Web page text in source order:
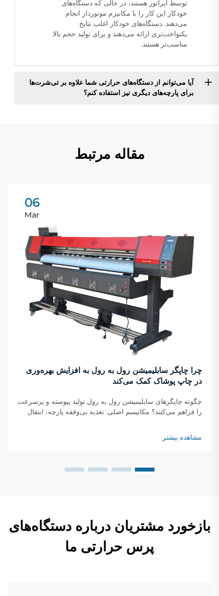
توسط اپراتور هستند، در حالی که دستگاه‌های
خودکار این کار را با مکانیزم موتوردار انجام
می‌دهند. دستگاه‌های خودکار اغلب نتایج
یکنواخت‌تری ارائه می‌دهند و برای تولید حجم بالا
مناسب‌تر هستند.
آیا می‌توانم از دستگاه‌های حرارتی شما علاوه بر تی‌شرت‌ها
برای پارچه‌های دیگری نیز استفاده کنم؟
مقاله مرتبط
06
Mar
چرا چاپگر سابلیمیشن رول به رول به افزایش بهره‌وری
در چاپ پوشاک کمک می‌کند
چگونه چاپگرهای سابلیمیشن رول به رول تولید پیوسته و پرسرعت
را فراهم می‌کنند؟ مکانیسم اصلی: تغذیه بی‌وقفه پارچه، انتقال
رول به رول با استفاده از یک سیستم پیوسته کار می‌کنند که در آن
رول‌های پارچه...
مشاهده بیشتر
بازخورد مشتریان درباره دستگاه‌های
پرس حرارتی ما